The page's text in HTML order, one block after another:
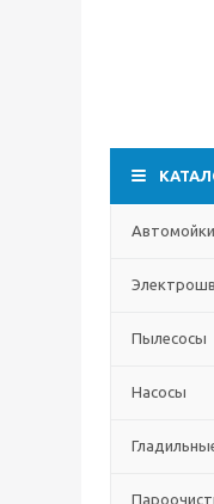
Пылесосы
Насосы